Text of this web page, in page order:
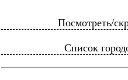
Посмотреть/
Список